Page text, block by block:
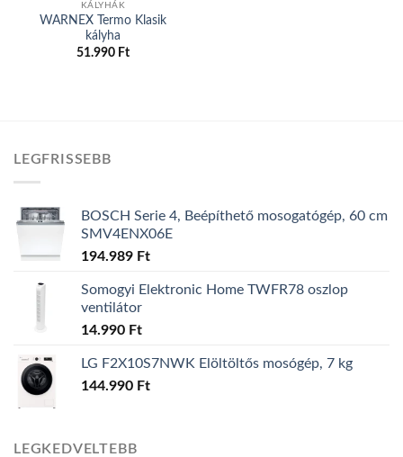
KÁLYHÁK
WARNEX Termo Klasik
kályha
51.990 Ft
LEGFRISSEBB
BOSCH Serie 4, Beépíthető mosogatógép, 60 cm
SMV4ENX06E
194.989 Ft
Somogyi Elektronic Home TWFR78 oszlop
ventilátor
14.990 Ft
LG F2X10S7NWK Elöltöltős mosógép, 7 kg
144.990 Ft
LEGKEDVELTEBB